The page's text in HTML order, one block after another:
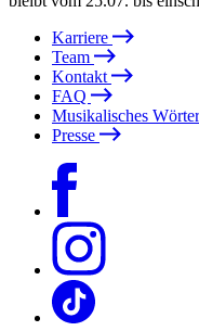
Karriere
Team
Kontakt
FAQ
Musikalisches
Presse